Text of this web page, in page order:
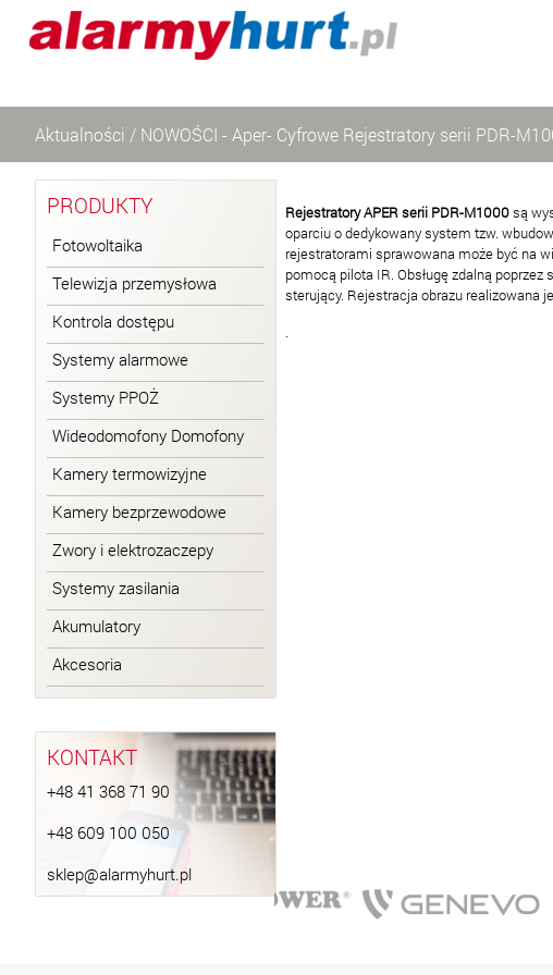
Aktualności / NOWOŚCI - Aper- Cyfrowe Rejestratory serii PDR-
PRODUKTY
Fotowoltaika
Telewizja przemysłowa
Kontrola dostępu
Systemy alarmowe
Systemy PPOŻ
Wideodomofony Domofony
Kamery termowizyjne
Kamery bezprzewodowe
Zwory i elektrozaczepy
Systemy zasilania
Akumulatory
Akcesoria
KONTAKT
+48 41 368 71 90
+48 609 100 050
sklep@alarmyhurt.pl
Rejestratory APER serii PDR-M1000są
oparciu o dedykowany system tzw.
rejestratorami sprawowana może być na
pomocą pilota IR. Obsługę zdalną
sterujący. Rejestracja obrazu realizowana
.